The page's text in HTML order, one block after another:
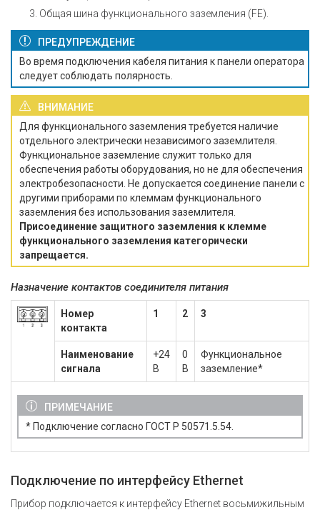
Общая шина функционального заземления (FE).
ПРЕДУПРЕЖДЕНИЕ
Во время подключения кабеля питания к панели оператора
следует соблюдать полярность.
ВНИМАНИЕ
Для функционального заземления требуется наличие
отдельного электрически независимого заземлителя.
Функциональное заземление служит только для
обеспечения работы оборудования, но не для обеспечения
электробезопасности. Не допускается соединение панели с
другими приборами по клеммам функционального
заземления без использования заземлителя.
Присоединение защитного заземления к клемме
функционального заземления категорически
запрещается.
Назначение контактов соединителя питания
Номер
контакта
1 2 3
Наименование
сигнала
+24
В
0
В
Функциональное
заземление*
ПРИМЕЧАНИЕ
* Подключение согласно ГОСТ Р 50571.5.54.
Подключение по интерфейсу Ethernet
Прибор подключается к интерфейсу Ethernet восьмижильным